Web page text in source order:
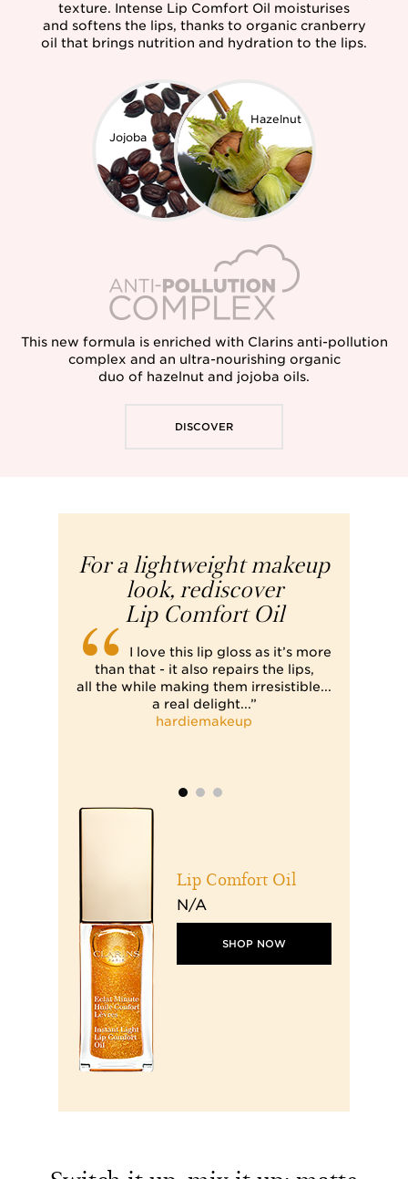
texture. Intense Lip Comfort Oil moisturises
and softens the lips, thanks to organic cranberry
oil that brings nutrition and hydration to the lips.
Hazelnut
Jojoba
This new formula is enriched with Clarins anti-pollution
complex and an ultra-nourishing organic
duo of hazelnut and jojoba oils.
DISCOVER
For a lightweight makeup
look, rediscover
Lip Comfort Oil
I love this lip gloss as it’s more
than that - it also repairs the lips,
all the while making them irresistible...
a real delight...”
hardiemakeup
Lip Comfort Oil
N/A
SHOP NOW